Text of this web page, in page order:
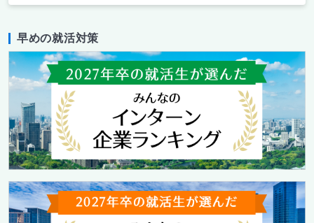
早めの就活対策